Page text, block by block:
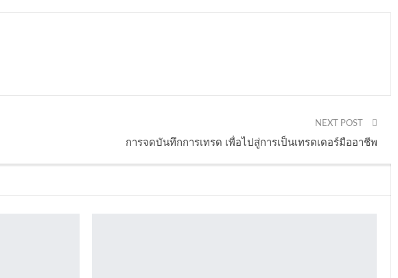
NEXT POST
การจดบันทึกการเทรด เพื่อไปสู่การเป็นเทรดเดอร์มืออาชีพ